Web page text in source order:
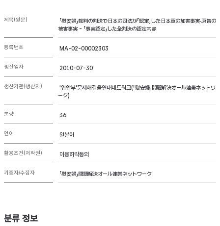
제목(원문)
「慰安婦」裁判の判決で日本の司法が「認定」した日本軍の加害事実∙原告の
被害事実 - 「事実認定」した全判決の認定内容
등록번호 MA-02-00002303
생산일자 2010-07-30
생산기관(생산자)
'위안부'문제해결올연대네트워크(「慰安婦」問題解決オール連帯ネットワ
ーク)
분량 36
언어 일본어
활용조건(저작권) 이용허락동의
기증자/수집자 「慰安婦」問題解決オール連帯ネットワーク
분류 정보